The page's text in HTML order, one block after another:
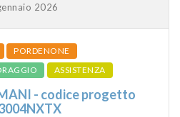
2026
PORDENONE
ASSISTENZA
- codice progetto